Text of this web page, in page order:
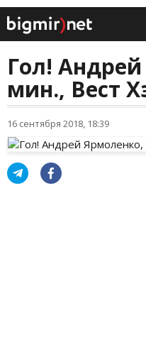
Гол!
мин., Вест
16 сентября 2018, 18:39